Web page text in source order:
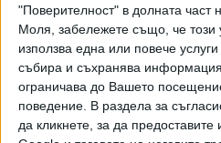
"Поверителност" в долната част
Моля, забележете също, че този
използва една или повече
събира и съхранява
ограничава до Вашето
поведение. В раздела за
да кликнете, за да предоставите